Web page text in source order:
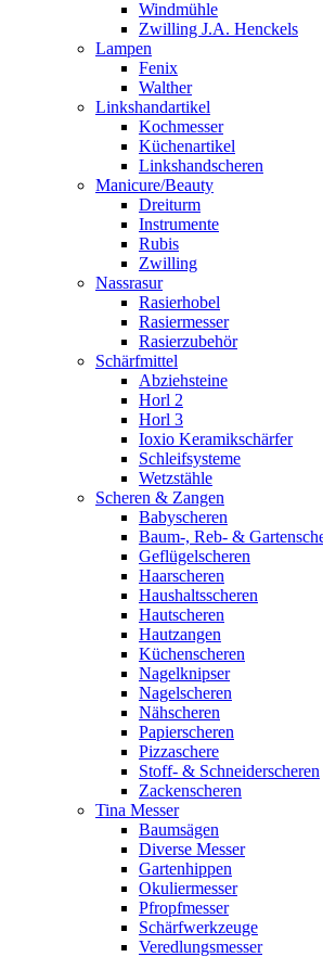
Windmühle
Zwilling J.A. Henckels
Lampen
Fenix
Walther
Linkshandartikel
Kochmesser
Küchenartikel
Linkshandscheren
Manicure/Beauty
Dreiturm
Instrumente
Rubis
Zwilling
Nassrasur
Rasierhobel
Rasiermesser
Rasierzubehör
Schärfmittel
Abziehsteine
Horl 2
Horl 3
Ioxio Keramikschärfer
Schleifsysteme
Wetzstähle
Scheren & Zangen
Babyscheren
Baum-, Reb- &
Geflügelscheren
Haarscheren
Haushaltsscheren
Hautscheren
Hautzangen
Küchenscheren
Nagelknipser
Nagelscheren
Nähscheren
Papierscheren
Pizzaschere
Stoff- & Schneiderscheren
Zackenscheren
Tina Messer
Baumsägen
Diverse Messer
Gartenhippen
Okuliermesser
Pfropfmesser
Schärfwerkzeuge
Veredlungsmesser